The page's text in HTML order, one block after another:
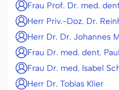
Frau Prof. Dr. med.
Herr Priv.-Doz. Dr.
Herr Dr. Dr. Johannes
Frau Dr. med. dent.
Frau Dr. med. Isabel
Herr Dr. Tobias Klier